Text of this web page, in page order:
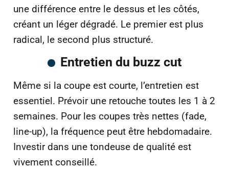
une différence entre le dessus et les côtés,
créant un léger dégradé. Le premier est plus
radical, le second plus structuré.
Entretien du buzz cut
Même si la coupe est courte, l’entretien est
essentiel. Prévoir une retouche toutes les 1 à 2
semaines. Pour les coupes très nettes (fade,
line-up), la fréquence peut être hebdomadaire.
Investir dans une tondeuse de qualité est
vivement conseillé.